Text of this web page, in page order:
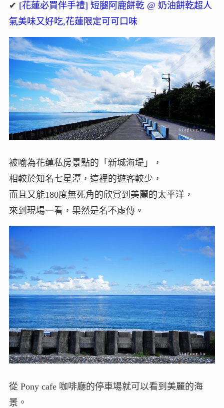
✔ [花蓮必買伴手禮] 短腿阿鹿餅乾 @ 奶油餅乾超人
氣美味又好吃,花蓮限定可可口味
被喻為花蓮私房景點的「新城海堤」，
相較於知名七星潭，這裡的遊客較少，
而且又能180度無死角的欣賞到美麗的太平洋，
來到現場一看，果然是名不虛傳。
從 Pony cafe 咖啡廳的停車場就可以看到美麗的海
景。